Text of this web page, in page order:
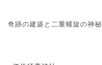
奇跡の建築と二重螺旋の神秘